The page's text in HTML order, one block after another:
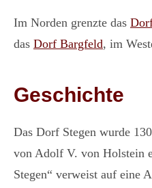
Im Norden grenzte das
das Dorf Bargfeld, im
Geschichte
Das Dorf Stegen wurde
von Adolf V. von Holstein
Stegen“ verweist auf eine